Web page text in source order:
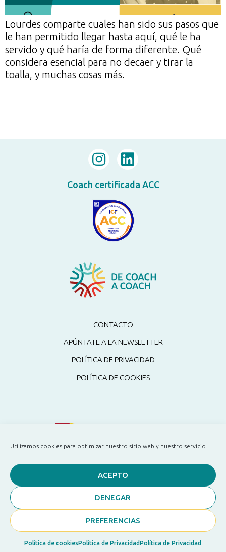
Utilizamos cookies para optimizar nuestro sitio web y nuestro servicio.
ACEPTO
DENEGAR
PREFERENCIAS
Política de cookiesPolítica de PrivacidadPolítica de Privacidad
Lourdes comparte cuales han sido sus pasos que
le han permitido llegar hasta aquí, qué le ha
servido y qué haría de forma diferente. Qué
considera esencial para no decaer y tirar la
toalla, y muchas cosas más.
CONTACTO
APÚNTATE A LA NEWSLETTER
POLÍTICA DE PRIVACIDAD
POLÍTICA DE COOKIES
Coach certificada ACC
Copyright ©2024 Pati Sanchez
Diseñado por
ILUMINA TU WEB